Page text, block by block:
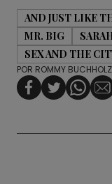
AND JUST LIKE
MR. BIG
SEX AND THE
POR ROMMY BUCHHOLZ